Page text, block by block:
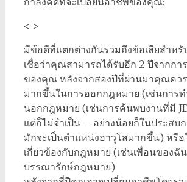
< >
มีข้อดีที่แตกต่างกันรวมถึงข้อเสียสำห
เชื่อว่าคุณสามารถได้รับอีก 2 ปีจากกา
ของคุณ หลังจากสองปีที่ผ่านมาคุณควร
มากขึ้นในการออกกฎหมาย (เช่นการ
นอกกฎหมาย (เช่นการค้นพบงานที่มี
แต่ก็ไม่จำเป็น – อย่างน้อยก็ในประส
มักจะเป็นตำแหน่งอาวุโสมากขึ้น) หรื
เกี่ยวข้องกับกฎหมาย (เช่นเพื่อนของฉั
บรรณารักษ์กฎหมาย)